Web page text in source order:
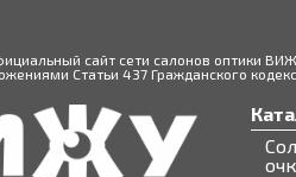
если у вас уже есть
сайт сети салонов оптики
Статьи 437 Гражданского